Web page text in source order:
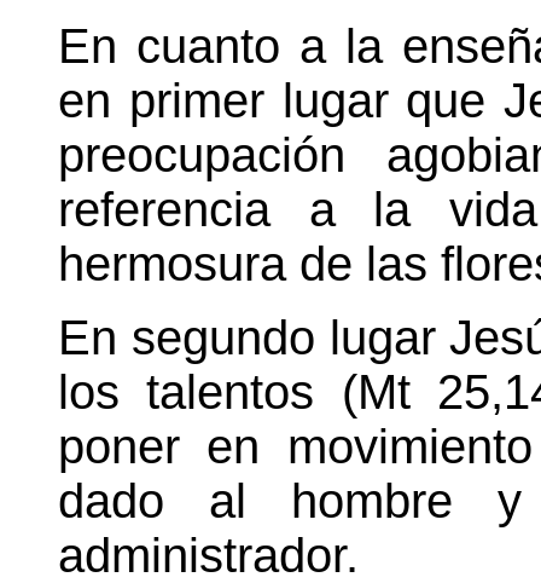
En cuanto a la
en primer lugar que
preocupación
referencia a la
hermosura de las
En segundo lugar
los talentos (Mt
poner en
dado al hombre
administrador.